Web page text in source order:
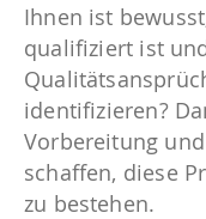
Ihnen ist
qualifiziert ist
identifizieren?
Vorbereitung
schaffen, diese
zu bestehen.